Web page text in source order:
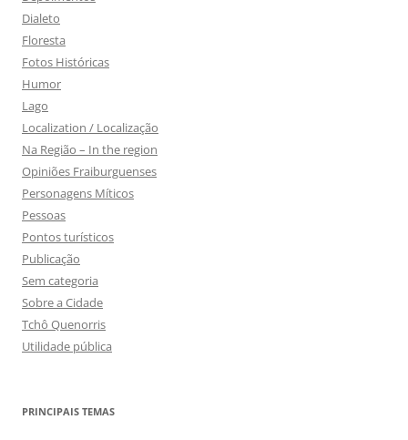
Dialeto
Floresta
Fotos Históricas
Humor
Lago
Localization / Localização
Na Região – In the region
Opiniões Fraiburguenses
Personagens Míticos
Pessoas
Pontos turísticos
Publicação
Sem categoria
Sobre a Cidade
Tchô Quenorris
Utilidade pública
PRINCIPAIS TEMAS